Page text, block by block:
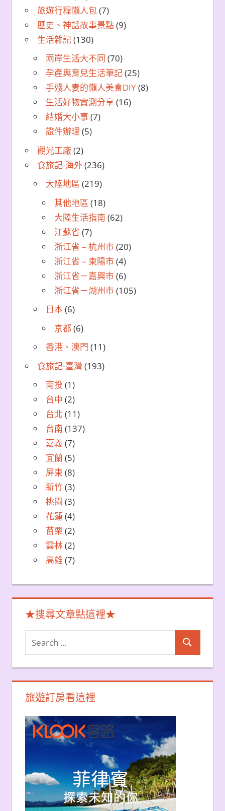
旅遊行程懶人包(7)
歷史、神話故事景點(9)
生活雜記(130)
兩岸生活大不同 (70)
孕產與育兒生活筆記(25)
手殘人妻的懶人美食DIY(8)
生活好物實測分享 (16)
結婚大小事(7)
證件辦理 (5)
觀光工廠(2)
食旅記-海外(236)
大陸地區 (219)
其他地區 (18)
大陸生活指南 (62)
江蘇省 (7)
浙江省 – 杭州市(20)
浙江省 – 東陽市(4)
浙江省－嘉興市(6)
浙江省－湖州市(105)
日本(6)
京都(6)
香港、澳門 (11)
食旅記-臺灣 (193)
南投 (1)
台中 (2)
台北 (11)
台南 (137)
嘉義(7)
宜蘭 (5)
屏東 (8)
新竹(3)
桃園 (3)
花蓮 (4)
苗栗 (2)
雲林(2)
高雄 (7)
★搜尋文章點這裡★
Search
for:
Search
旅遊訂房看這裡